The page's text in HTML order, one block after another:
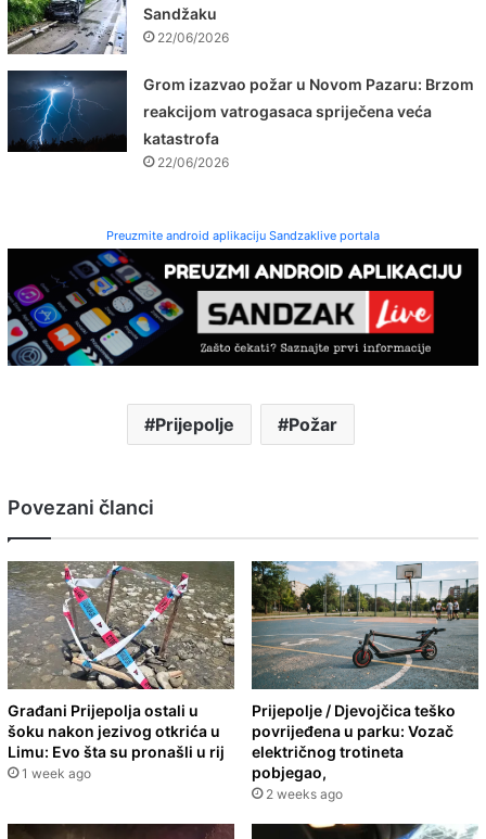
Sandžaku
22/06/2026
Grom izazvao požar u Novom Pazaru: Brzom
reakcijom vatrogasaca spriječena veća
katastrofa
22/06/2026
Preuzmite android aplikaciju Sandzaklive portala
Prijepolje Požar
Povezani članci
Građani Prijepolja ostali u
šoku nakon jezivog otkrića u
Limu: Evo šta su pronašli u rij
1 week ago
Prijepolje / Djevojčica teško
povrijeđena u parku: Vozač
električnog trotineta
pobjegao,
2 weeks ago